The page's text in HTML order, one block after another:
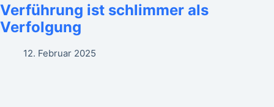
Verführung ist schlimmer als
Verfolgung
12. Februar 2025